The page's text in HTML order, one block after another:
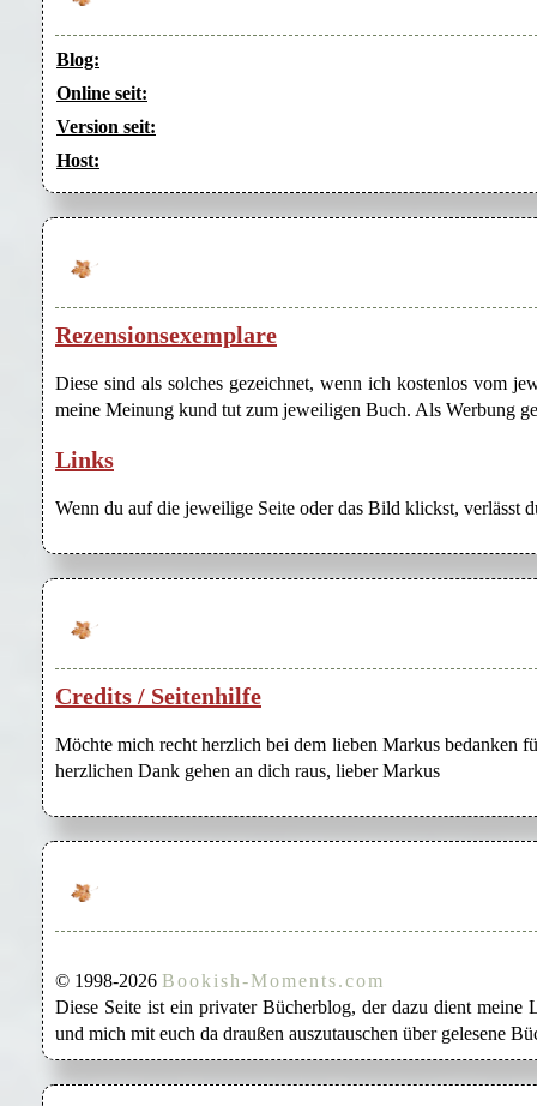
Blog:
Online seit:
Version seit:
Host:
Rezensionsexemplare
Diese sind als solches gezeichnet, wenn ich kostenlos vom
meine Meinung kund tut zum jeweiligen Buch. Als Werbung
Links
Wenn du auf die jeweilige Seite oder das Bild klickst, verlässt
Credits / Seitenhilfe
Möchte mich recht herzlich bei dem lieben Markus bedanken
herzlichen Dank gehen an dich raus, lieber Markus
© 1998-2026 Bookish-Moments.com
Diese Seite ist ein privater Bücherblog, der dazu dient meine
und mich mit euch da draußen auszutauschen über gelesene